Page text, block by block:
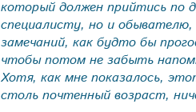
который должен прийтись по
специалисту, но и обывателю,
замечаний, как будто бы
чтобы потом не забыть
Хотя, как мне показалось,
столь почтенный возраст,